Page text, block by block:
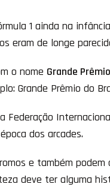
1 ainda na
eram de longe
o nome Grande Prêmio
Grande Prêmio do
Federação
dos arcades.
e também
deve ter alguma